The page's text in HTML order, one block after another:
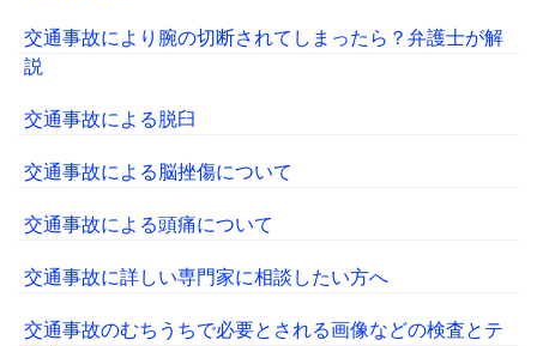
交通事故により腕の切断されてしまったら？弁護士が解
説
交通事故による脱臼
交通事故による脳挫傷について
交通事故による頭痛について
交通事故に詳しい専門家に相談したい方へ
交通事故のむちうちで必要とされる画像などの検査とテ